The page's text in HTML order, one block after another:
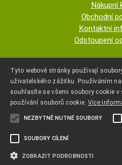
Nákupní
Obchodní
Kontaktní
Odstoupení
AUTOPOTAHY
+420 777
Tyto webové stránky používají
uživatelského zážitku. Používáním
souhlasíte se všemi soubory cookie
používání souborů cookie. Více
NEZBYTNĚ NUTNÉ SOUBORY
SOUBORY CÍLENÍ
ZOBRAZIT PODROBNOSTI